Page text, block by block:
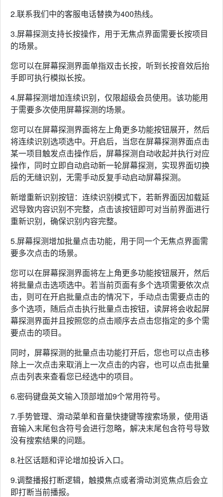
2.联系我们中的客服电话替换为400热线。
3.屏幕探测支持长按操作，用于无焦点界面需要长按项目
的场景。
您可以在屏幕探测界面单指双击长按，听到长按音效后抬
手即可执行模拟长按。
4.屏幕探测增加连续识别，仅限超级会员使用。该功能用
于需要多次使用屏幕探测的场景。
您可以在屏幕探测界面将左上角更多功能按钮展开，然后
将连续识别选项选中。开启后，当您在屏幕探测界面点击
某一项目触发点击操作后，屏幕探测自动收起并执行对应
操作，同时立即自动启动新一轮屏幕探测，实现界面切换
后的无缝识别，无需手动反复手动启动屏幕探测。
新增重新识别按钮：连续识别模式下，若新界面因加载延
迟导致内容识别不完整，点击该按钮即可对当前界面进行
重新识别，确保识别内容完整。
5.屏幕探测增加批量点击功能，用于同一个无焦点界面需
要多次点击的场景。
您可以在屏幕探测界面将左上角更多功能按钮展开，然后
将批量点击选项选中。若当前页面有多个选项需要依次点
击，则可在开启批量点击的情况下，手动点击需要点击的
多个选项，随后点击执行批量点击按钮，读屏将会收起屏
幕探测界面并且按照您的点击顺序去点击您指定的多个需
要点击的项目。
同时，屏幕探测的批量点击功能打开后，您也可以点击移
除上一次点击来取消上一次点击的内容，也可以点击批量
点击列表来查看您已经选中的项目。
6.密码键盘英文输入顶部增加9个常用符号。
7.手势管理、滑动菜单和音量快捷键等搜索场景，使用语
音输入末尾包含符号会进行忽略，解决末尾包含符号导致
没有搜索结果的问题。
8.社区话题和评论增加投诉入口。
9.调整播报打断逻辑，触摸焦点或者滑动浏览焦点后会立
即打断当前播报。